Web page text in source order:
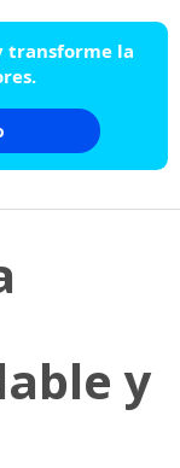
transforme la
y